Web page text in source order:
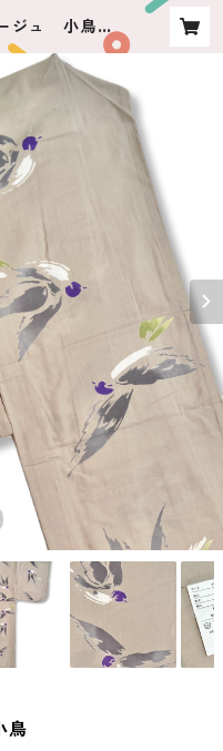
ジュ 小鳥 |
鳥